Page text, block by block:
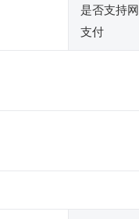
是否支持
支付